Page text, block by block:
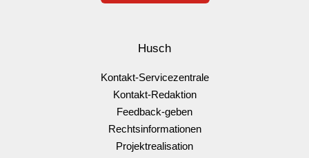
Husch
Kontakt-Servicezentrale
Kontakt-Redaktion
Feedback-geben
Rechtsinformationen
Projektrealisation